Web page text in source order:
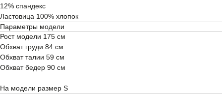
12% спандекс
Ластовица 100% хлопок
Параметры модели
Рост модели 175 см
Обхват груди 84 см
Обхват талии 59 см
Обхват бедер 90 см
На модели размер S